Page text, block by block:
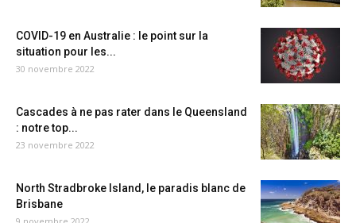
COVID-19 en Australie : le point sur la
situation pour les...
30 novembre 2022
Cascades à ne pas rater dans le Queensland
: notre top...
23 novembre 2022
North Stradbroke Island, le paradis blanc de
Brisbane